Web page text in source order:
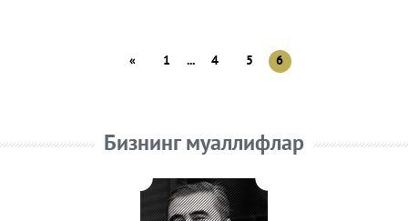
« 1 ... 4 5 6
Бизнинг муаллифлар